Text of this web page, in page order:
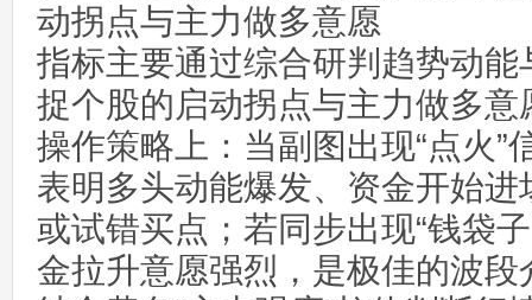
动拐点与主力做多意愿
指标主要通过综合研判趋势动
捉个股的启动拐点与主力做多意
操作策略上：当副图出现“点火”
表明多头动能爆发、资金开始
或试错买点；若同步出现“钱袋
金拉升意愿强烈，是极佳的波